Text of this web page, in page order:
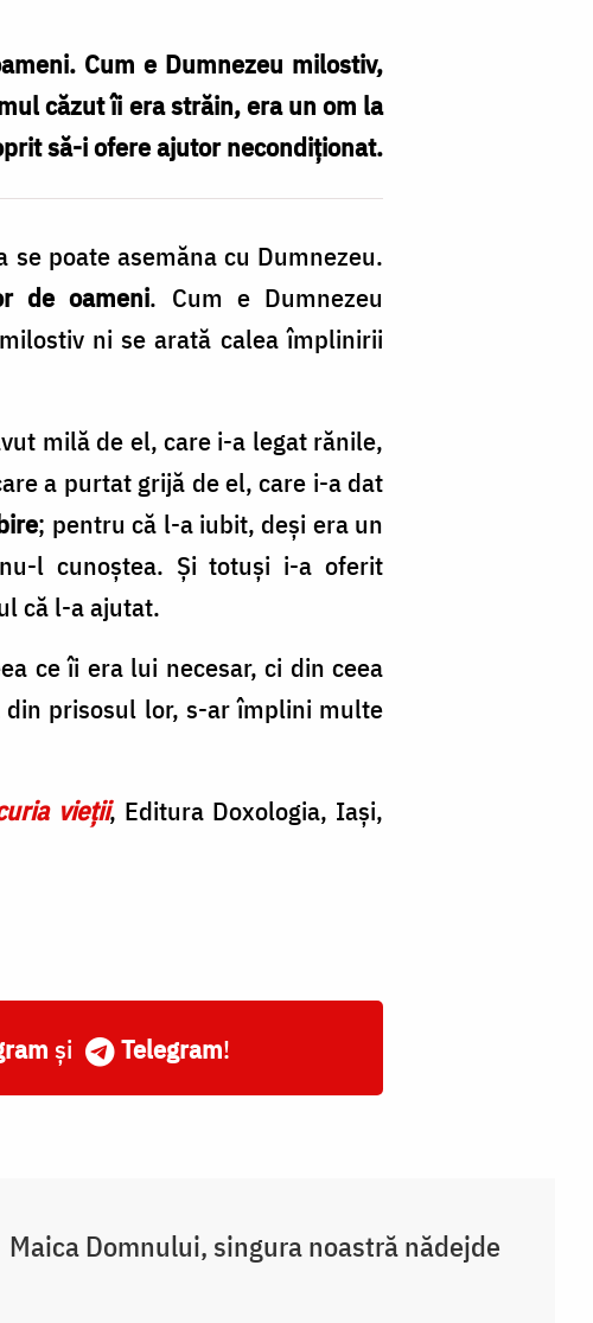
Cum e Dumnezeu milostiv,
căzut îi era străin, era un om la
să-i ofere ajutor necondiționat.
poate asemăna cu Dumnezeu.
de oameni. Cum e Dumnezeu
ni se arată calea împlinirii
milă de el, care i-a legat rănile,
a purtat grijă de el, care i-a dat
; pentru că l-a iubit, deși era un
l cunoștea. Și totuși i-a oferit
că l-a ajutat.
ce îi era lui necesar, ci din ceea
din prisosul lor, s-ar împlini multe
vieții, Editura Doxologia, Iași,
și Telegram!
Maica Domnului, singura noastră nădejde